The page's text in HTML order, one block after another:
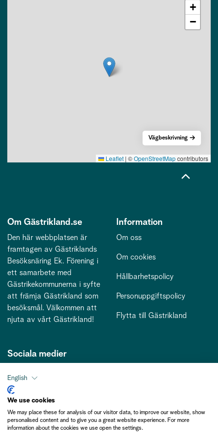
+
−
Leaflet | ©OpenStreetMapcontributors
Vägbeskrivning
Om Gästrikland.se
Den här webbplatsen är
framtagen av Gästriklands
Besöksnäring Ek. Förening i
ett samarbete med
Gästrikekommunerna i syfte
att främja Gästrikland som
besöksmål. Välkommen att
njuta av vårt Gästrikland!
Information
Om oss
Om cookies
Hållbarhetspolicy
Personuppgiftspolicy
Flytta till Gästrikland
Sociala medier
Kontakt
kontakt@gastriklandsbesoksnaring.se
English
We use cookies
We may place these for analysis of our visitor data, to improve our website, show
personalised content and to give you a great website experience. For more
information about the cookies we use open the settings.